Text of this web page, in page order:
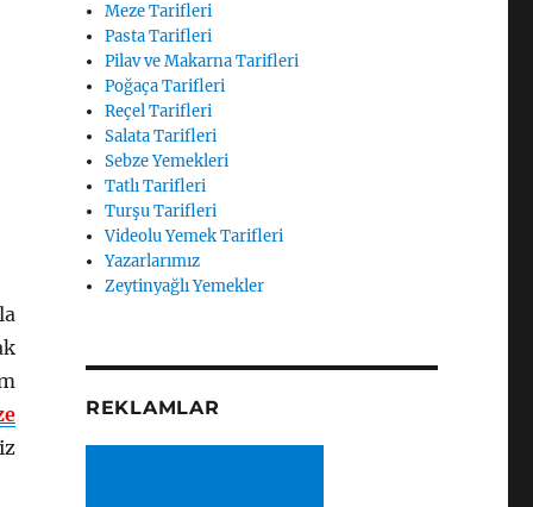
Meze Tarifleri
Pasta Tarifleri
Pilav ve Makarna Tarifleri
Poğaça Tarifleri
Reçel Tarifleri
Salata Tarifleri
Sebze Yemekleri
Tatlı Tarifleri
Turşu Tarifleri
Videolu Yemek Tarifleri
Yazarlarımız
Zeytinyağlı Yemekler
REKLAMLAR